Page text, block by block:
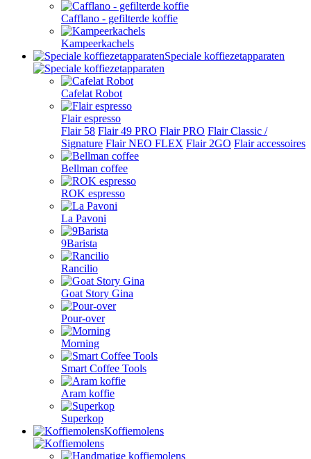
Cafflano - gefilterde koffie
Kampeerkachels
Speciale koffiezetapparaten
Cafelat Robot
Flair espresso
Flair 58 Flair 49 PRO Flair PRO Flair Classic /
Signature Flair NEO FLEX Flair 2GO Flair accessoires
Bellman coffee
ROK espresso
La Pavoni
9Barista
Rancilio
Goat Story Gina
Pour-over
Morning
Smart Coffee Tools
Aram koffie
Superkop
Koffiemolens